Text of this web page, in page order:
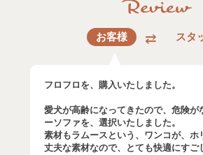
お客様 スタ
フロフロを、購入いたしました。
愛犬が高齢になってきたので、危険が
ーソファを、選択いたしました。
素材もラムースという、ワンコが、ホ
丈夫な素材なので、とても快適にすご